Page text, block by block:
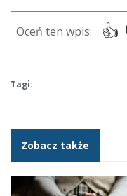
Tagi:
Zobacz także